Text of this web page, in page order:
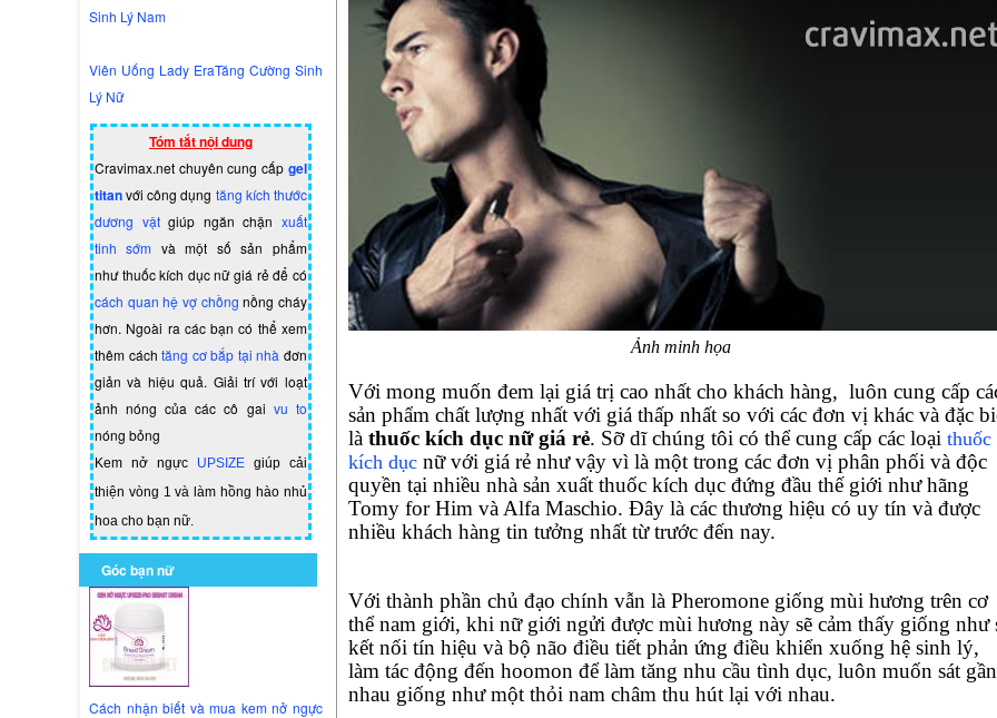
Sinh Lý Nam
Viên Uống Lady EraTăng Cường Sinh
Lý Nữ
Tóm tắt nội dung
Cravimax.net chuyên cung cấp gel
titanvới công dụng tăng kích thước
dương vậtgiúp ngăn chặn xuất
tinh sớm và một số sản phẩm
nhưthuốc kích dục nữ giá rẻđể có
cách quan hệ vợ chồng nồng cháy
hơn. Ngoài ra các bạn có thể xem
thêm cáchtăng cơ bắp tại nhà đơn
giản và hiệu quả. Giải trí với loạt
ảnh nóng của các cô gai vu to
nóng bỏng
Kem nở ngực UPSIZEgiúp cải
thiện vòng 1 và làm hồng hào nhủ
hoa cho bạn nữ.
Góc bạn nữ
Cách nhận biết và mua kem nở ngực
Ảnh minh họa
Với mong muốn đem lại giá trị cao nhất cho khách hàng, luôn cung cấp
sản phẩm chất lượng nhất với giá thấp nhất so với các đơn vị khác và đặc
là thuốc kích dục nữ giá rẻ. Sỡ dĩ chúng tôi có thể cung cấp các loại thuốc
kích dục nữ với giá rẻ như vậy vì là một trong các đơn vị phân phối và độc
quyền tại nhiều nhà sản xuất thuốc kích dục đứng đầu thế giới như hãng
Tomy for Him và Alfa Maschio. Đây là các thương hiệu có uy tín và được
nhiều khách hàng tin tưởng nhất từ trước đến nay.
Với thành phần chủ đạo chính vẫn là Pheromone giống mùi hương trên cơ
thể nam giới, khi nữ giới ngửi được mùi hương này sẽ cảm thấy giống như
kết nối tín hiệu và bộ não điều tiết phản ứng điều khiển xuống hệ sinh lý,
làm tác động đến hoomon để làm tăng nhu cầu tình dục, luôn muốn sát gần
nhau giống như một thỏi nam châm thu hút lại với nhau.